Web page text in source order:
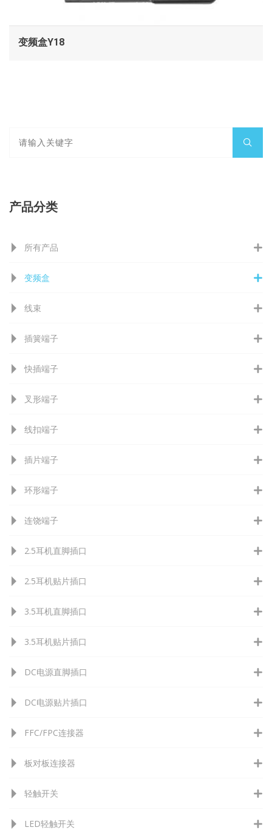
变频盒Y18
产品分类
所有产品
变频盒
线束
插簧端子
快插端子
叉形端子
线扣端子
插片端子
环形端子
连饶端子
2.5耳机直脚插口
2.5耳机贴片插口
3.5耳机直脚插口
3.5耳机贴片插口
DC电源直脚插口
DC电源贴片插口
FFC/FPC连接器
板对板连接器
轻触开关
LED轻触开关